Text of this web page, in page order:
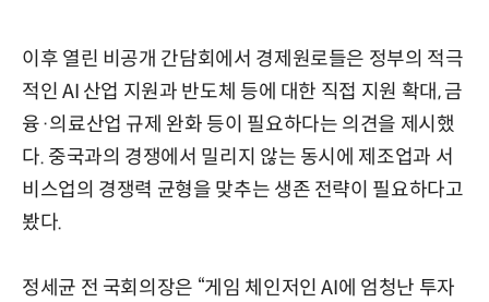
이후 열린 비공개 간담회에서 경제원로들은 정부의 적극
적인 AI 산업 지원과 반도체 등에 대한 직접 지원 확대, 금
융·의료산업 규제 완화 등이 필요하다는 의견을 제시했
다. 중국과의 경쟁에서 밀리지 않는 동시에 제조업과 서
비스업의 경쟁력 균형을 맞추는 생존 전략이 필요하다고
봤다.
정세균 전 국회의장은 “게임 체인저인 AI에 엄청난 투자